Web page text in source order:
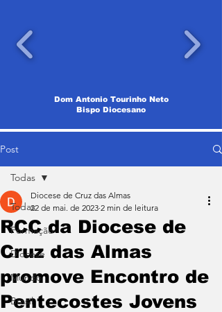
Dom Antonio Tourinho Neto
Bispo Diocesano
Post
Todas
Formação
Diocese
Mundo
Brasil
Todas
RCC da Diocese de
Cruz das Almas
promove Encontro de
Pentecostes Jovens
Diocese de Cruz das Almas
22 de mai. de 2023 2 min de leitura